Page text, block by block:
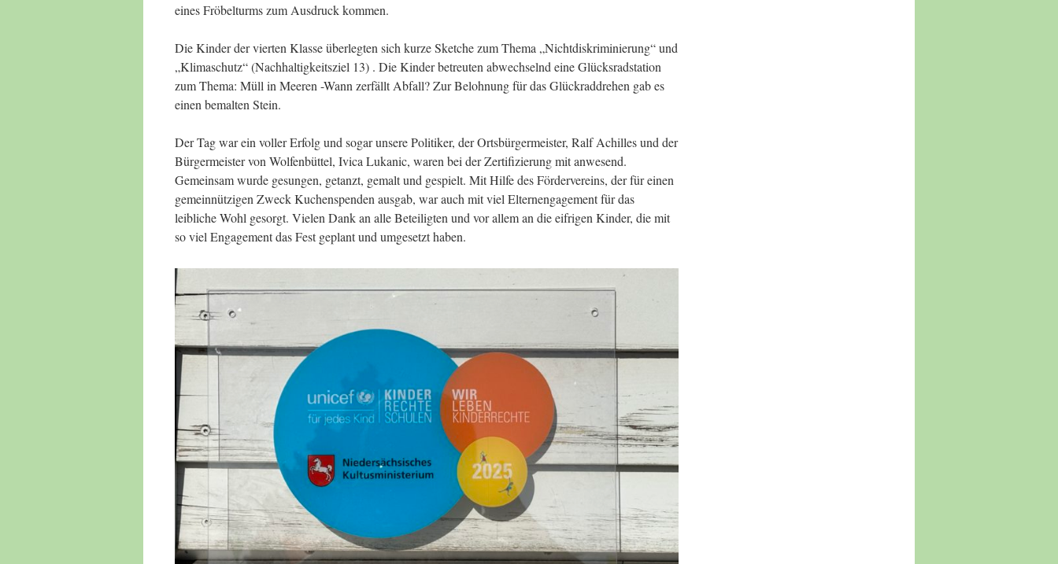
eines Fröbelturms zum Ausdruck kommen.
Die Kinder der vierten Klasse überlegten sich kurze Sketche zum Thema „Nichtdiskriminierung“ und
„Klimaschutz“ (Nachhaltigkeitsziel 13) . Die Kinder betreuten abwechselnd eine Glücksradstation
zum Thema: Müll in Meeren -Wann zerfällt Abfall? Zur Belohnung für das Glückraddrehen gab es
einen bemalten Stein.
Der Tag war ein voller Erfolg und sogar unsere Politiker, der Ortsbürgermeister, Ralf Achilles und der
Bürgermeister von Wolfenbüttel, Ivica Lukanic, waren bei der Zertifizierung mit anwesend.
Gemeinsam wurde gesungen, getanzt, gemalt und gespielt. Mit Hilfe des Fördervereins, der für einen
gemeinnützigen Zweck Kuchenspenden ausgab, war auch mit viel Elternengagement für das
leibliche Wohl gesorgt. Vielen Dank an alle Beteiligten und vor allem an die eifrigen Kinder, die mit
so viel Engagement das Fest geplant und umgesetzt haben.